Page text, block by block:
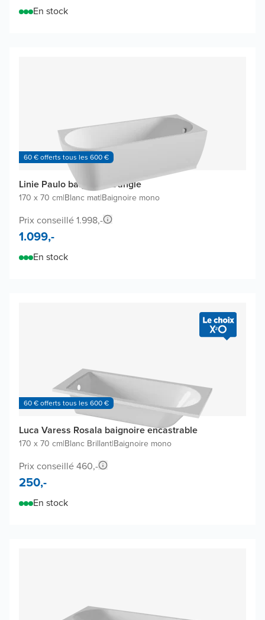
En stock
60 € offerts tous les 600 €
Linie Paulo baignoire d'angle
170 x 70 cm|Blanc mat|Baignoire mono
Prix conseillé 1.998,-
1.099,-
En stock
60 € offerts tous les 600 €
Luca Varess Rosala baignoire encastrable
170 x 70 cm|Blanc Brillant|Baignoire mono
Prix conseillé 460,-
250,-
En stock